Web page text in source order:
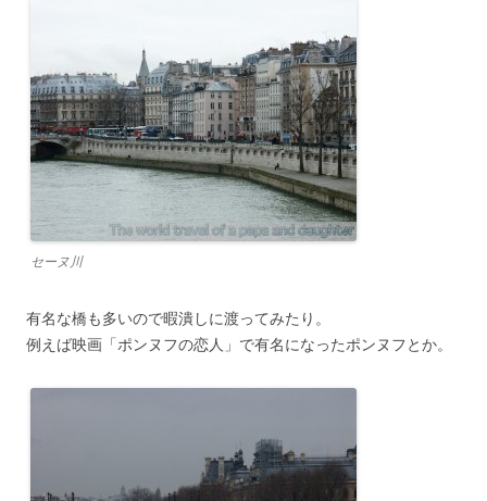
セーヌ川
有名な橋も多いので暇潰しに渡ってみたり。
例えば映画「ポンヌフの恋人」で有名になったポンヌフとか。